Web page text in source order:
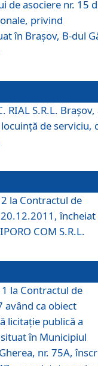
de asociere nr. 15
privind
în Brașov, B-dul
RIAL S.R.L. Brașov,
de serviciu,
la Contractul de
încheiat
COM S.R.L.
la Contractul de
având ca obiect
licitație publică a
în Municipiul
nr. 75A,